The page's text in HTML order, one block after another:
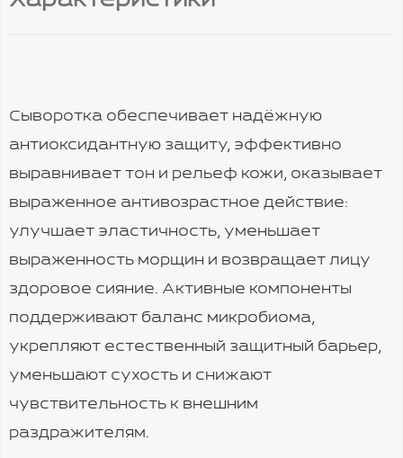
Сыворотка обеспечивает надёжную
антиоксидантную защиту, эффективно
выравнивает тон и рельеф кожи, оказывает
выраженное антивозрастное действие:
улучшает эластичность, уменьшает
выраженность морщин и возвращает лицу
здоровое сияние. Активные компоненты
поддерживают баланс микробиома,
укрепляют естественный защитный барьер,
уменьшают сухость и снижают
чувствительность к внешним
раздражителям.